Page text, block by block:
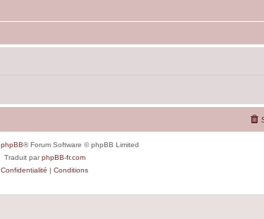
phpBB® Forum Software © phpBB Limited
Traduit parphpBB-fr.com
Confidentialité | Conditions